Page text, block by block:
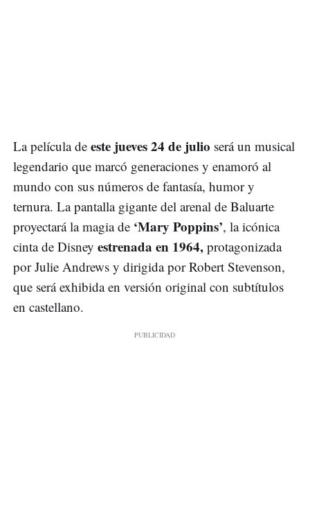
La película de este jueves 24 de julio será un musical
legendario que marcó generaciones y enamoró al
mundo con sus números de fantasía, humor y
ternura. La pantalla gigante del arenal de Baluarte
proyectará la magia de ‘Mary Poppins’, la icónica
cinta de Disney estrenada en 1964, protagonizada
por Julie Andrews y dirigida por Robert Stevenson,
que será exhibida en versión original con subtítulos
en castellano.